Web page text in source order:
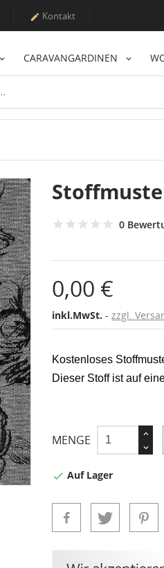
 Kontakt
CARAVANGARDINEN
0
0,00 €
inkl.MwSt. zzgl.
Kostenloses
Dieser Stoff ist auf
MENGE
 Auf Lager